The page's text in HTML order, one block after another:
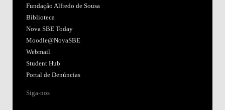
Fundação Alfredo de Sousa
Biblioteca
Nova SBE Today
Moodle@NovaSBE
Webmail
Student Hub
Portal de Denúncias
Siga-nos